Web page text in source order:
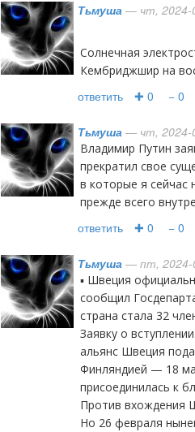
Тьмуша — чт, 2024-
Солнечная
Кембриджшир на
ответить ✚ 0 − 0
Тьмуша — чт, 2024-
Владимир Путин заявил: "Советский Союз
прекратил свое
в которые я сейчас
прежде всего
ответить ✚ 0 − 0
Тьмуша — пт, 2024-
▪️ Швеция официально стала членом НАТО,
сообщил
страна стала 32
Заявку о
альянс Швеция
Финляндией — 18
присоединилась к
Против вхождения
Но 26 февраля